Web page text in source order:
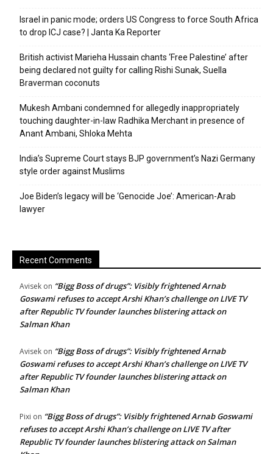
Israel in panic mode; orders US Congress to force South Africa
to drop ICJ case? | Janta Ka Reporter
British activist Marieha Hussain chants ‘Free Palestine’ after
being declared not guilty for calling Rishi Sunak, Suella
Braverman coconuts
Mukesh Ambani condemned for allegedly inappropriately
touching daughter-in-law Radhika Merchant in presence of
Anant Ambani, Shloka Mehta
India’s Supreme Court stays BJP government’s Nazi Germany
style order against Muslims
Joe Biden’s legacy will be ‘Genocide Joe’: American-Arab
lawyer
Recent Comments
Avisek on “Bigg Boss of drugs”: Visibly frightened Arnab
Goswami refuses to accept Arshi Khan’s challenge on LIVE TV
after Republic TV founder launches blistering attack on
Salman Khan
Avisek on “Bigg Boss of drugs”: Visibly frightened Arnab
Goswami refuses to accept Arshi Khan’s challenge on LIVE TV
after Republic TV founder launches blistering attack on
Salman Khan
Pixi on “Bigg Boss of drugs”: Visibly frightened Arnab Goswami
refuses to accept Arshi Khan’s challenge on LIVE TV after
Republic TV founder launches blistering attack on Salman